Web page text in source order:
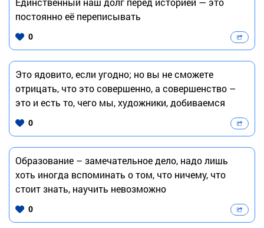
постоянно её переписывать
0
Это ядовито, если угодно; но вы не сможете
отрицать, что это совершенно, а совершенство –
это и есть то, чего мы, художники, добиваемся
0
Образование – замечательное дело, надо лишь
хоть иногда вспоминать о том, что ничему, что
стоит знать, научить невозможно
0